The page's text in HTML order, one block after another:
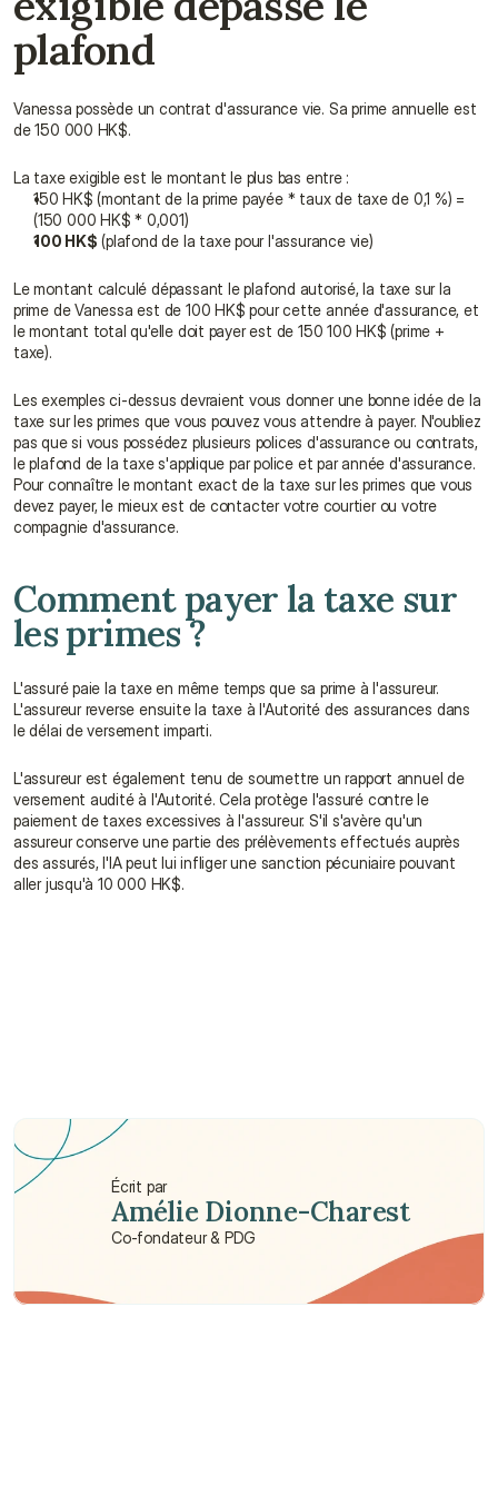
plafond
Vanessa possède un contrat d'assurance vie. Sa prime annuelle est
de 150 000 HK$.
La taxe exigible est le montant le plus bas entre :
150 HK$ (montant de la prime payée * taux de taxe de 0,1 %) =
(150 000 HK$ * 0,001)
100 HK$ (plafond de la taxe pour l'assurance vie)
Le montant calculé dépassant le plafond autorisé, la taxe sur la
prime de Vanessa est de 100 HK$ pour cette année d'assurance, et
le montant total qu'elle doit payer est de 150 100 HK$ (prime +
taxe).
Les exemples ci-dessus devraient vous donner une bonne idée de la
taxe sur les primes que vous pouvez vous attendre à payer. N'oubliez
pas que si vous possédez plusieurs polices d'assurance ou contrats,
le plafond de la taxe s'applique par police et par année d'assurance.
Pour connaître le montant exact de la taxe sur les primes que vous
devez payer, le mieux est de contacter votre courtier ou votre
compagnie d'assurance.
Comment payer la taxe sur
les primes ?
L'assuré paie la taxe en même temps que sa prime à l'assureur.
L'assureur reverse ensuite la taxe à l'Autorité des assurances dans
le délai de versement imparti.
L'assureur est également tenu de soumettre un rapport annuel de
versement audité à l'Autorité. Cela protège l'assuré contre le
paiement de taxes excessives à l'assureur. S'il s'avère qu'un
assureur conserve une partie des prélèvements effectués auprès
des assurés, l'IA peut lui infliger une sanction pécuniaire pouvant
aller jusqu'à 10 000 HK$.
fonctionnement directement à l'Autorité
d'assurance ?
Écrit par
Amélie Dionne-Charest
Co-fondateur & PDG